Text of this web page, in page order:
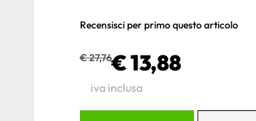
Recensisci per primo questo articolo
€ 27,76€ 13,88
iva inclusa